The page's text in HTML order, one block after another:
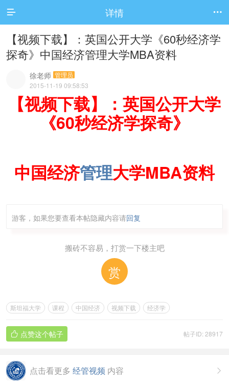
 详情 
【视频下载】：英国公开大学《60秒经济学
探奇》中国经济管理大学MBA资料
徐老师 管理员
2015-11-19 09:58:53
【视频下载】：英国公开大学
《60秒经济学探奇》
中国经济管理大学MBA资料
游客，如果您要查看本帖隐藏内容请回复
搬砖不容易，打赏一下楼主吧
赏
斯坦福大学 课程 中国经济 视频下载 经济学
帖子ID: 28917
 点赞这个帖子

点击看更多 经管视频 内容